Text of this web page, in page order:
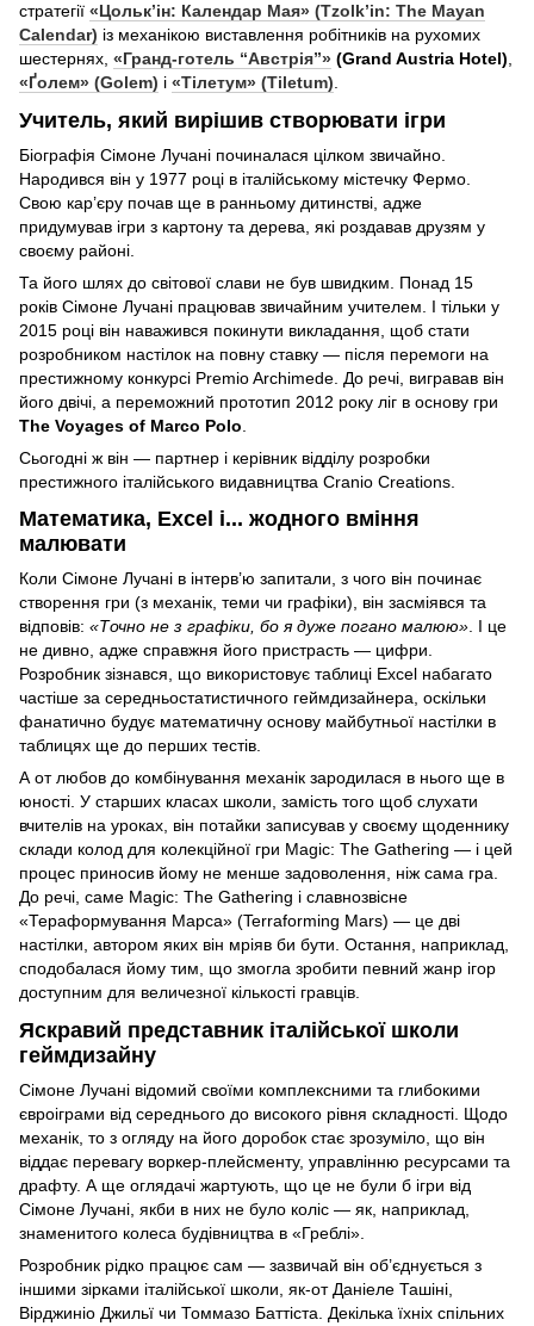
стратегії «Цольк’ін: Календар Мая» (Tzolk’in: The Mayan
Calendar) із механікою виставлення робітників на рухомих
шестернях, «Гранд-готель “Австрія”» (Grand Austria Hotel),
«Ґолем» (Golem) і «Тілетум» (Tiletum).
Учитель, який вирішив створювати ігри
Біографія Сімоне Лучані починалася цілком звичайно.
Народився він у 1977 році в італійському містечку Фермо.
Свою кар’єру почав ще в ранньому дитинстві, адже
придумував ігри з картону та дерева, які роздавав друзям у
своєму районі.
Та його шлях до світової слави не був швидким. Понад 15
років Сімоне Лучані працював звичайним учителем. І тільки у
2015 році він наважився покинути викладання, щоб стати
розробником настілок на повну ставку — після перемоги на
престижному конкурсі Premio Archimede. До речі, вигравав він
його двічі, а переможний прототип 2012 року ліг в основу гри
The Voyages of Marco Polo
Сьогодні ж він — партнер і керівник відділу розробки
престижного італійського видавництва Cranio Creations.
Математика, Excel і... жодного вміння
малювати
Коли Сімоне Лучані в інтерв’ю запитали, з чого він починає
створення гри (з механік, теми чи графіки), він засміявся та
відповів: «Точно не з графіки, бо я дуже погано малюю». І це
не дивно, адже справжня його пристрасть — цифри.
Розробник зізнався, що використовує таблиці Excel набагато
частіше за середньостатистичного геймдизайнера, оскільки
фанатично будує математичну основу майбутньої настілки в
таблицях ще до перших тестів.
А от любов до комбінування механік зародилася в нього ще в
юності. У старших класах школи, замість того щоб слухати
вчителів на уроках, він потайки записував у своєму щоденнику
склади колод для колекційної гри Magic: The Gathering — і цей
процес приносив йому не менше задоволення, ніж сама гра.
До речі, саме Magic: The Gathering і славнозвісне
«Тераформування Марса» (Terraforming Mars) — це дві
настілки, автором яких він мріяв би бути. Остання, наприклад,
сподобалася йому тим, що змогла зробити певний жанр ігор
доступним для величезної кількості гравців.
Яскравий представник італійської школи
геймдизайну
Сімоне Лучані відомий своїми комплексними та глибокими
євроіграми від середнього до високого рівня складності. Щодо
механік, то з огляду на його доробок стає зрозуміло, що він
віддає перевагу воркер-плейсменту, управлінню ресурсами та
драфту. А ще оглядачі жартують, що це не були б ігри від
Сімоне Лучані, якби в них не було коліс — як, наприклад,
знаменитого колеса будівництва в «Греблі».
Розробник рідко працює сам — зазвичай він об’єднується з
іншими зірками італійської школи, як-от Даніеле Ташіні,
Вірджиніо Джильї чи Томмазо Баттіста. Декілька їхніх спільних